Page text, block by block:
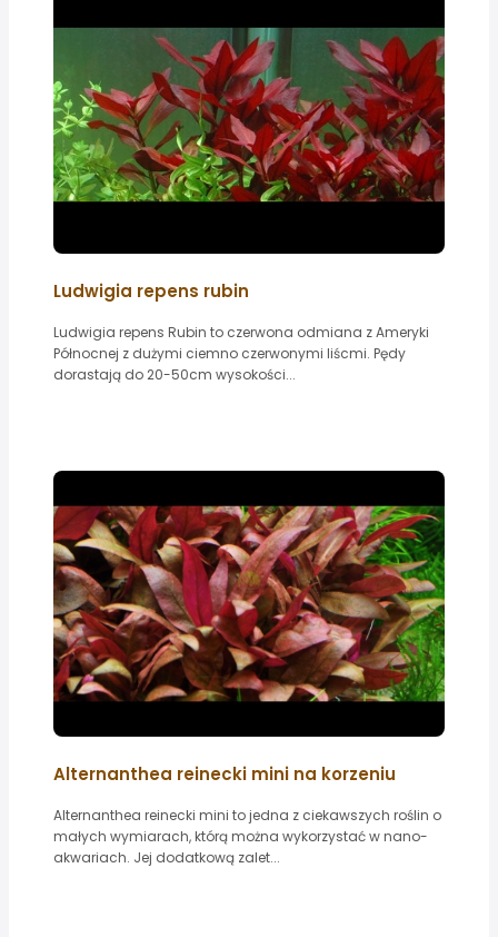
Ludwigia repens rubin
Ludwigia repens Rubin to czerwona odmiana z Ameryki
Północnej z dużymi ciemno czerwonymi liścmi. Pędy
dorastają do 20-50cm wysokości...
Alternanthea reinecki mini na korzeniu
Alternanthea reinecki mini to jedna z ciekawszych roślin o
małych wymiarach, którą można wykorzystać w nano-
akwariach. Jej dodatkową zalet...